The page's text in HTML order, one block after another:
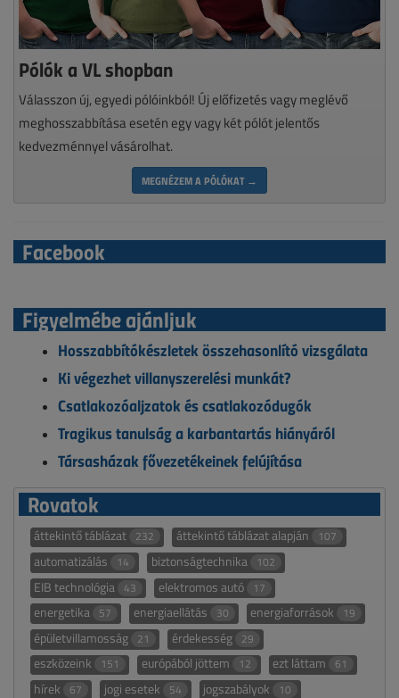
Pólók a VL shopban
Válasszon új, egyedi pólóinkból! Új előfizetés vagy meglévő
meghosszabbítása esetén egy vagy két pólót jelentős
kedvezménnyel vásárolhat.
MEGNÉZEM A PÓLÓKAT →
Facebook
Figyelmébe ajánljuk
Hosszabbítókészletek összehasonlító vizsgálata
Ki végezhet villanyszerelési munkát?
Csatlakozóaljzatok és csatlakozódugók
Tragikus tanulság a karbantartás hiányáról
Társasházak fővezetékeinek felújítása
Rovatok
áttekintő táblázat 232 áttekintő táblázat alapján 107
automatizálás 14 biztonságtechnika 102
EIB technológia 43 elektromos autó 17
energetika 57 energiaellátás 30 energiaforrások 19
épületvillamosság 21 érdekesség 29
eszközeink 151 európából jöttem 12 ezt láttam 61
hírek 67 jogi esetek 54 jogszabályok 10